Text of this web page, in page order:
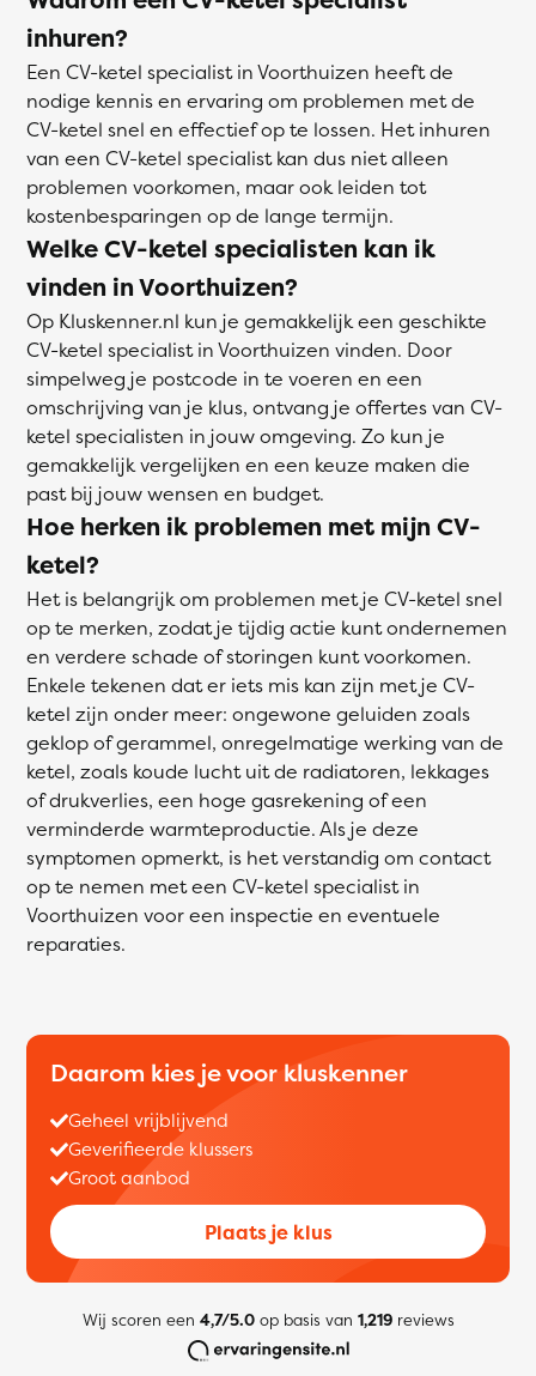
inhuren?
Een CV-ketel specialist in Voorthuizen heeft de
nodige kennis en ervaring om problemen met de
CV-ketel snel en effectief op te lossen. Het inhuren
van een CV-ketel specialist kan dus niet alleen
problemen voorkomen, maar ook leiden tot
kostenbesparingen op de lange termijn.
Welke CV-ketel specialisten kan ik
vinden in Voorthuizen?
Op Kluskenner.nl kun je gemakkelijk een geschikte
CV-ketel specialist in Voorthuizen vinden. Door
simpelweg je postcode in te voeren en een
omschrijving van je klus, ontvang je offertes van CV-
ketel specialisten in jouw omgeving. Zo kun je
gemakkelijk vergelijken en een keuze maken die
past bij jouw wensen en budget.
Hoe herken ik problemen met mijn CV-
ketel?
Het is belangrijk om problemen met je CV-ketel snel
op te merken, zodat je tijdig actie kunt ondernemen
en verdere schade of storingen kunt voorkomen.
Enkele tekenen dat er iets mis kan zijn met je CV-
ketel zijn onder meer: ongewone geluiden zoals
geklop of gerammel, onregelmatige werking van de
ketel, zoals koude lucht uit de radiatoren, lekkages
of drukverlies, een hoge gasrekening of een
verminderde warmteproductie. Als je deze
symptomen opmerkt, is het verstandig om contact
op te nemen met een CV-ketel specialist in
Voorthuizen voor een inspectie en eventuele
reparaties.
Daarom kies je voor kluskenner
Geheel vrijblijvend
Geverifieerde klussers
Groot aanbod
Plaats je klus
Wij scoren een 4,7/5.0op basis van 1,219reviews